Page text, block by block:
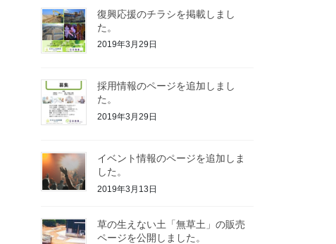
復興応援のチラシを掲載しまし
た。
2019年3月29日
採用情報のページを追加しまし
た。
2019年3月29日
イベント情報のページを追加しま
した。
2019年3月13日
草の生えない土「無草土」の販売
ページを公開しました。